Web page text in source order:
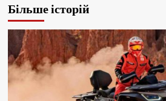
Більше історій